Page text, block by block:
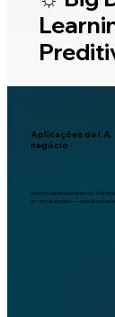
Aplicações de I.A.
negócio
Somos especialistas em I.A.,
ao fim do projeto — desde a